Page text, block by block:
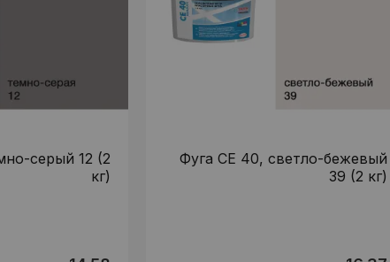
серый 12 (2
кг)
Фуга CE 40, светло-бежевый
39 (2 кг)